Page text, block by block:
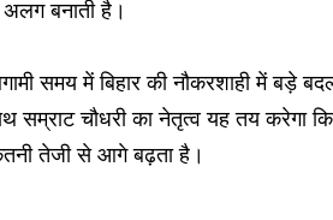
बनाती है।
समय में बिहार की नौकरशाही में बड़े
सम्राट चौधरी का नेतृत्व यह तय करेगा
तेजी से आगे बढ़ता है।